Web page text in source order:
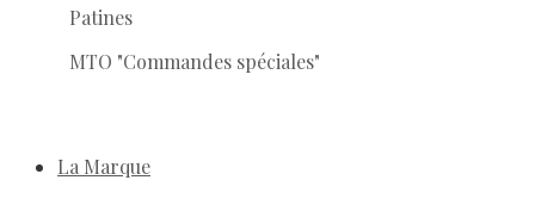
Patines
MTO "Commandes spéciales"
La Marque